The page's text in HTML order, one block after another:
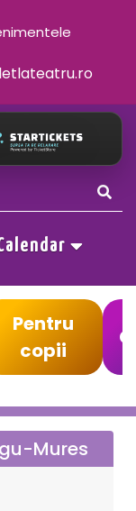
Pentru
copii
Mures